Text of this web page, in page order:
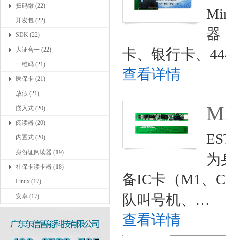
扫码墩 (22)
开发包 (22)
SDK (22)
人证合一 (22)
一维码 (21)
医保卡 (21)
放假 (21)
嵌入式 (20)
阅读器 (20)
内置式 (20)
身份证阅读器 (19)
社保卡读卡器 (18)
Linux (17)
安卓 (17)
器
卡、银行卡、
查看详情
为
备IC卡（M1、
队叫号机、…
查看详情